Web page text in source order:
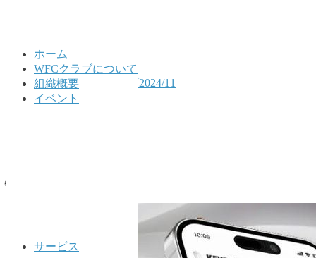
ホーム
WFCクラブについて
組織概要
イベント
サービス
HOME
公式LINEアーカイブ2024/11
2024/11/30